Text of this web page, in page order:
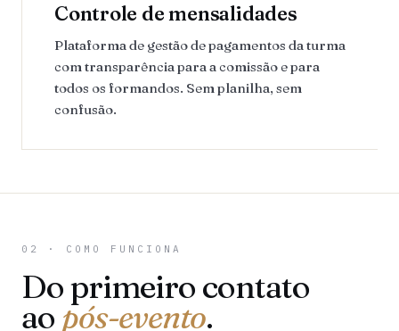
Controle de mensalidades
Plataforma de gestão de pagamentos da turma
com transparência para a comissão e para
todos os formandos. Sem planilha, sem
confusão.
02 · COMO FUNCIONA
Do primeiro contato
ao pós-evento.